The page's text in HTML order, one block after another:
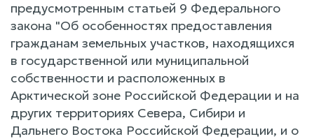
предусмотренным статьей 9 Федерального
закона "Об особенностях предоставления
гражданам земельных участков, находящихся
в государственной или муниципальной
собственности и расположенных в
Арктической зоне Российской Федерации и на
других территориях Севера, Сибири и
Дальнего Востока Российской Федерации, и о